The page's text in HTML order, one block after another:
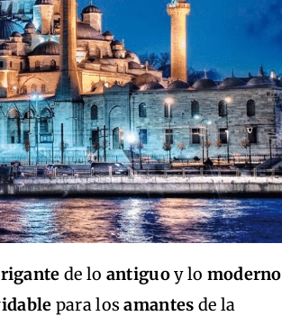
de lo antiguoy lo moderno
para losamantes de la